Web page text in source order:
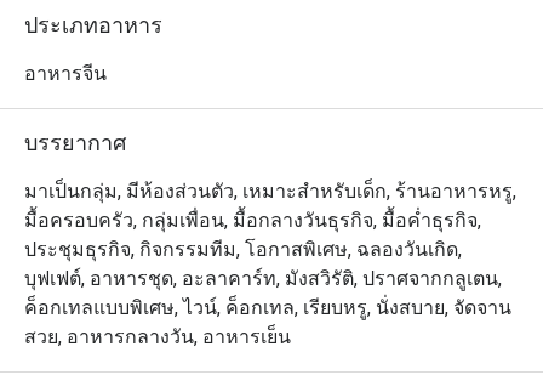
เนื้อนุ่ม | เป็ดปักกิ่งม้วนแผ่นแป้ง ชุ่มซอส | ข้าวผัดทะเลซอส
ประเภทอาหาร
อาหารจีน
บรรยากาศ
มาเป็นกลุ่ม, มีห้องส่วนตัว, เหมาะสำหรับเด็ก, ร้านอาหารหรู,
มื้อครอบครัว, กลุ่มเพื่อน, มื้อกลางวันธุรกิจ, มื้อค่ำธุรกิจ,
ประชุมธุรกิจ, กิจกรรมทีม, โอกาสพิเศษ, ฉลองวันเกิด,
บุฟเฟต์, อาหารชุด, อะลาคาร์ท, มังสวิรัติ, ปราศจากกลูเตน,
ค็อกเทลแบบพิเศษ, ไวน์, ค็อกเทล, เรียบหรู, นั่งสบาย, จัดจาน
สวย, อาหารกลางวัน, อาหารเย็น